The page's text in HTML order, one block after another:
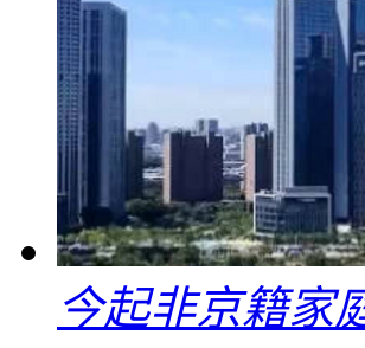
今起非京籍家